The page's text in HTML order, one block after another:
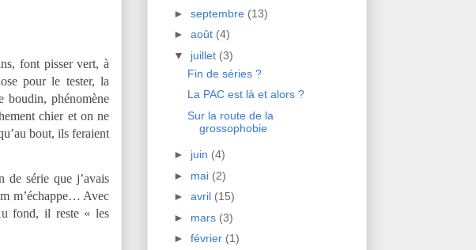
font pisser vert, à
pour le tester, la
boudin, phénomène
chier et on ne
bout, ils feraient
de série que j’avais
m’échappe… Avec
fond, il reste « les
► septembre (13)
► août (4)
▼ juillet (3)
Fin de séries ?
La PAC est là et alors ?
Sur la route de la
grossophobie
► juin (4)
► mai (2)
► avril (15)
► mars (3)
► février (1)